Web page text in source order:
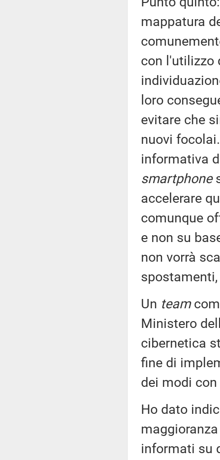
mappatura
con l'utilizzo
loro
evitare che
nuovi
informativa
smartphone
accelerare
comunque
e non su
non vorrà
Un team
Ministero
cibernetica
fine di
dei modi
Ho dato
informati su